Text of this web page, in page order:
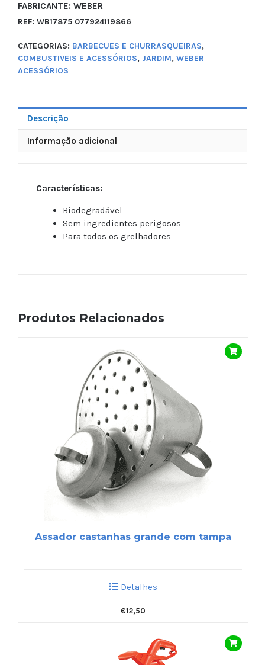
FABRICANTE: WEBER
REF: WB17875 077924119866
CATEGORIAS: BARBECUES E CHURRASQUEIRAS,
COMBUSTIVEIS E ACESSÓRIOS, JARDIM, WEBER
ACESSÓRIOS
Descrição
Informação adicional
Características:
Biodegradável
Sem ingredientes perigosos
Para todos os grelhadores
Produtos Relacionados
Assador castanhas grande com tampa
Detalhes
€12,50